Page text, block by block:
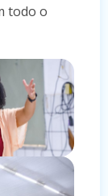
todo o